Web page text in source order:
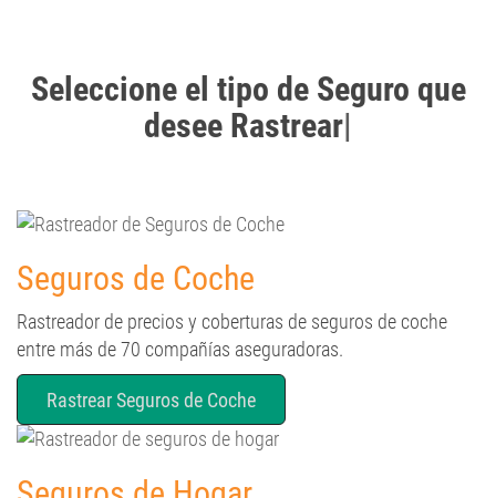
Seleccione el tipo de Seguro que
desee Rastrear|
Seguros de Coche
Rastreador de precios y coberturas de seguros de coche
entre más de 70 compañías aseguradoras.
Rastrear Seguros de Coche